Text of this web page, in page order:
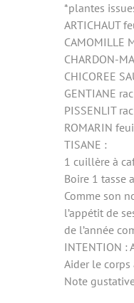
*plantes
ARTICHAUT
CAMOMILLE
CHARDON-
CHICOREE
GENTIANE
PISSENLIT
ROMARIN
TISANE :
1 cuillère à
Boire 1 tasse
Comme son
l’appétit de
de l’année
INTENTION :
Aider le
Note